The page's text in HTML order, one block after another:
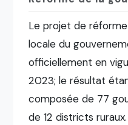
Le projet de
locale du
officiellement en
2023; le résultat
composée de 77
de 12 districts ruraux.